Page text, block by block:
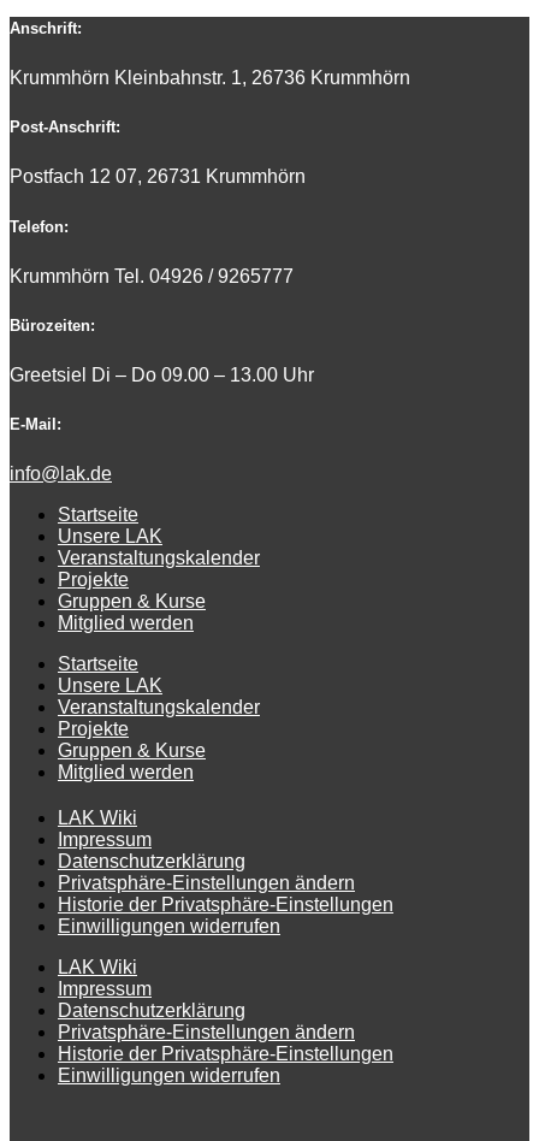
Anschrift:
Krummhörn Kleinbahnstr. 1, 26736 Krummhörn
Post-Anschrift:
Postfach 12 07, 26731 Krummhörn
Telefon:
Krummhörn Tel. 04926 / 9265777
Bürozeiten:
Greetsiel Di – Do 09.00 – 13.00 Uhr
E-Mail:
info@lak.de
Startseite
Unsere LAK
Veranstaltungskalender
Projekte
Gruppen & Kurse
Mitglied werden
Startseite
Unsere LAK
Veranstaltungskalender
Projekte
Gruppen & Kurse
Mitglied werden
LAK Wiki
Impressum
Datenschutzerklärung
Privatsphäre-Einstellungen ändern
Historie der Privatsphäre-Einstellungen
Einwilligungen widerrufen
LAK Wiki
Impressum
Datenschutzerklärung
Privatsphäre-Einstellungen ändern
Historie der Privatsphäre-Einstellungen
Einwilligungen widerrufen